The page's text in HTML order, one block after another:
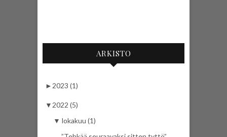
ARKISTO
► 2023 (1)
▼ 2022 (5)
▼ lokakuu (1)